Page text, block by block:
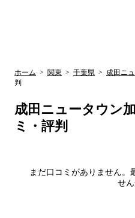
ホーム > 関東 > 千葉県 > 成田ニ
判
成田ニュータウン
ミ・評判
まだ口コミがありません。
せ